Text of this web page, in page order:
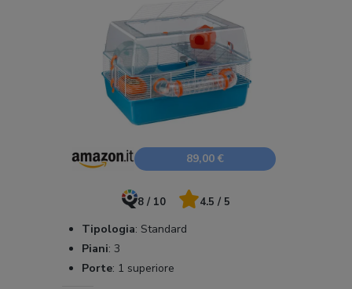
89,00 €
8 / 10 4.5 / 5
Tipologia: Standard
Piani: 3
Porte: 1 superiore